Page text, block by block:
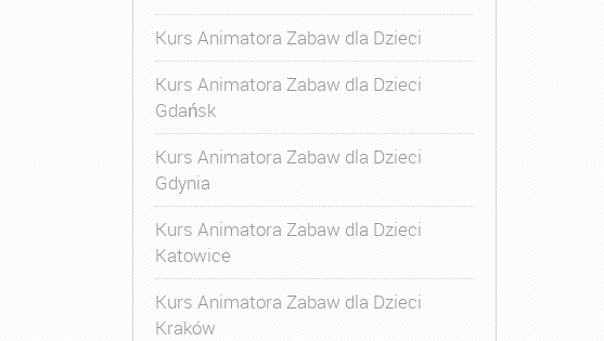
Kurs Animatora Zabaw dla Dzieci
Kurs Animatora Zabaw dla Dzieci
Gdańsk
Kurs Animatora Zabaw dla Dzieci
Gdynia
Kurs Animatora Zabaw dla Dzieci
Katowice
Kurs Animatora Zabaw dla Dzieci
Kraków